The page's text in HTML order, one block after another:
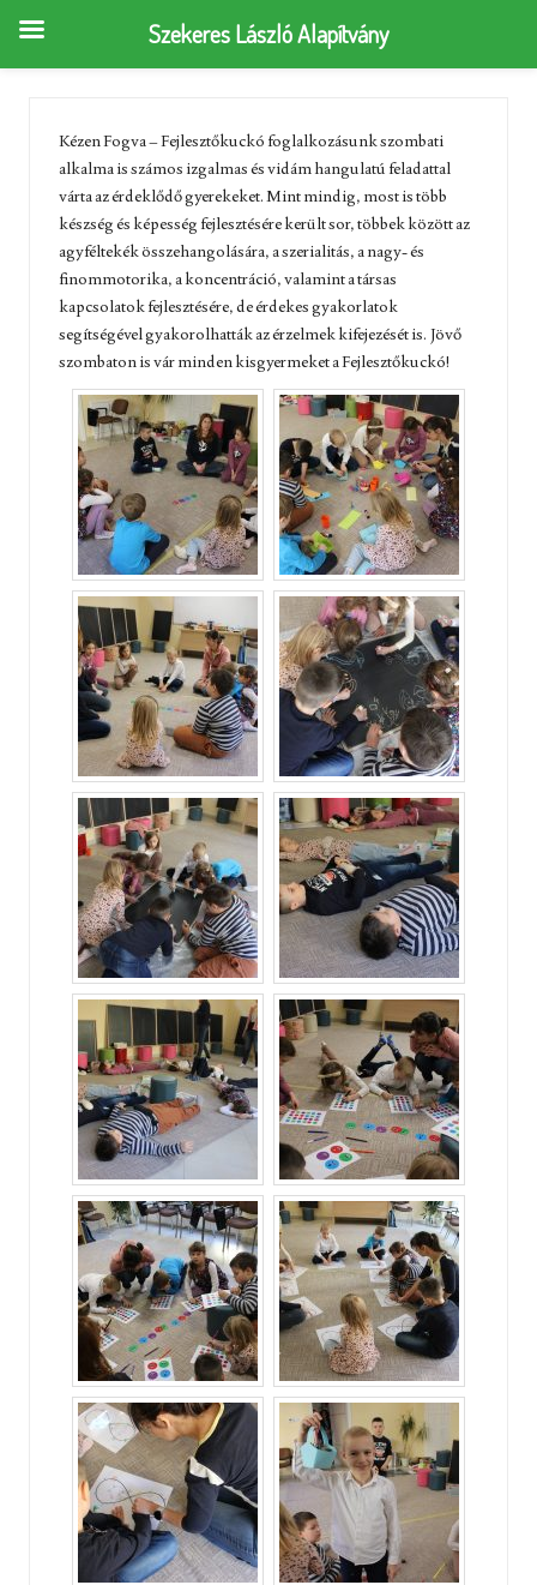
Kézen Fogva – Fejlesztőkuckó foglalkozásunk szombati
alkalma is számos izgalmas és vidám hangulatú feladattal
várta az érdeklődő gyerekeket. Mint mindig, most is több
készség és képesség fejlesztésére került sor, többek között az
agyféltekék összehangolására, a szerialitás, a nagy- és
finommotorika, a koncentráció, valamint a társas
kapcsolatok fejlesztésére, de érdekes gyakorlatok
segítségével gyakorolhatták az érzelmek kifejezését is. Jövő
szombaton is vár minden kisgyermeket a Fejlesztőkuckó!
Szekeres László Alapítvány